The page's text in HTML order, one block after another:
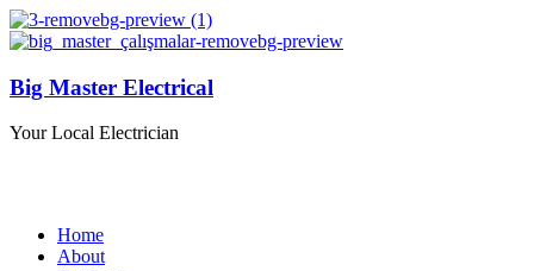
Big Master Electrical
Your Local Electrician
Home
About